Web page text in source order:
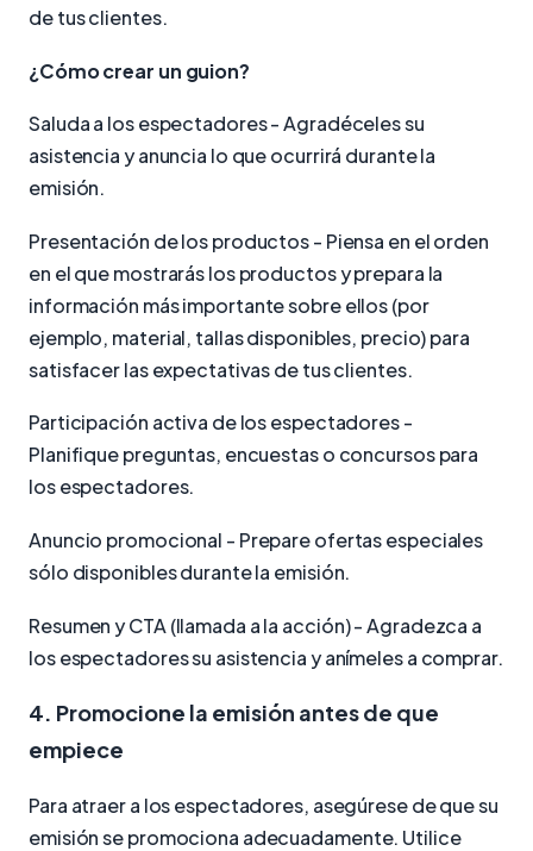
de tus clientes.
¿Cómo crear un guion?
Saluda a los espectadores - Agradéceles su
asistencia y anuncia lo que ocurrirá durante la
emisión.
Presentación de los productos - Piensa en el orden
en el que mostrarás los productos y prepara la
información más importante sobre ellos (por
ejemplo, material, tallas disponibles, precio) para
satisfacer las expectativas de tus clientes.
Participación activa de los espectadores -
Planifique preguntas, encuestas o concursos para
los espectadores.
Anuncio promocional - Prepare ofertas especiales
sólo disponibles durante la emisión.
Resumen y CTA (llamada a la acción) - Agradezca a
los espectadores su asistencia y anímeles a comprar.
4. Promocione la emisión antes de que
empiece
Para atraer a los espectadores, asegúrese de que su
emisión se promociona adecuadamente. Utilice